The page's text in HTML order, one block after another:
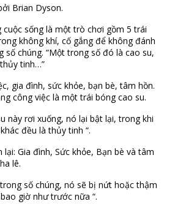
Brian Dyson.
sống là một trò chơi gồm 5 trái
không khí, cố gắng để không đánh
số chúng. “Một trong số đó là cao su,
tinh…”
gia đình, sức khỏe, bạn bè, tâm hồn.
công việc là một trái bóng cao su.
này rơi xuống, nó lại bật lại, trong khi
đều là thủy tinh “.
Gia đình, Sức khỏe, Bạn bè và tâm
lê.
số chúng, nó sẽ bị nứt hoặc thậm
giờ như trước nữa “.